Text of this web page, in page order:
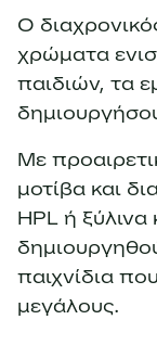
Ο
χρώματα
παιδιών, τα
Με
μοτίβα και
HPL ή
παιχνίδια
μεγάλους.